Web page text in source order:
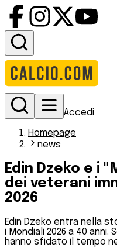
Accedi
Homepage
news
Edin Dzeko e i
dei veterani
2026
Edin Dzeko entra nella
i Mondiali 2026 a 40
hanno sfidato il tempo